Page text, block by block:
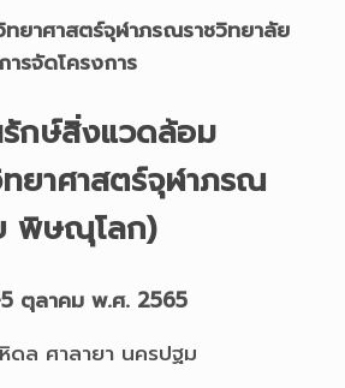
ทยาศาสตร์จุฬาภรณราชวิทยาลัย
รจัดโครงการ
รักษ์สิ่งแวดล้อม
ทยาศาสตร์จุฬาภรณ
พิษณุโลก)
ตุลาคม พ.ศ. 2565
ล ศาลายา นครปฐม